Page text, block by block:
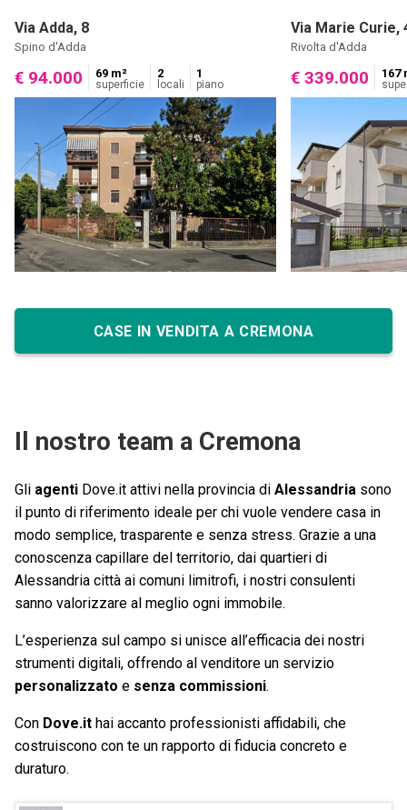
Via Adda, 8
Spino d'Adda
€ 94.000 69 m²
superficie
2
locali
1
piano
Via Marie Curie,
Rivolta d'Adda
€ 339.000 167
CASE IN VENDITA A CREMONA
Il nostro team a Cremona
Gli agenti Dove.it attivi nella provincia di Alessandria sono
il punto di riferimento ideale per chi vuole vendere casa in
modo semplice, trasparente e senza stress. Grazie a una
conoscenza capillare del territorio, dai quartieri di
Alessandria città ai comuni limitrofi, i nostri consulenti
sanno valorizzare al meglio ogni immobile.
L’esperienza sul campo si unisce all’efficacia dei nostri
strumenti digitali, offrendo al venditore un servizio
personalizzato e senza commissioni.
Con Dove.it hai accanto professionisti affidabili, che
costruiscono con te un rapporto di fiducia concreto e
duraturo.